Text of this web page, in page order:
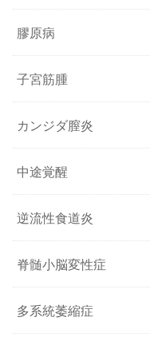
膠原病
子宮筋腫
カンジダ膣炎
中途覚醒
逆流性食道炎
脊髄小脳変性症
多系統萎縮症